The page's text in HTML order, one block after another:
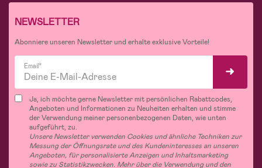
NEWSLETTER
Abonniere unseren Newsletter und erhalte exklusive Vorteile!
Email*
Ja, ich möchte gerne Newsletter mit persönlichen Rabattcodes,
Angeboten und Informationen zu Neuheiten erhalten und stimme
der Verwendung meiner personenbezogenen Daten, wie unten
aufgeführt, zu.
Unsere Newsletter verwenden Cookies und ähnliche Techniken zur
Messung der Öffnungsrate und des Kundeninteresses an unseren
Angeboten, für personalisierte Anzeigen und Inhaltsmarketing
sowie zu Statistikzwecken. Mehr über die Verwendung und den